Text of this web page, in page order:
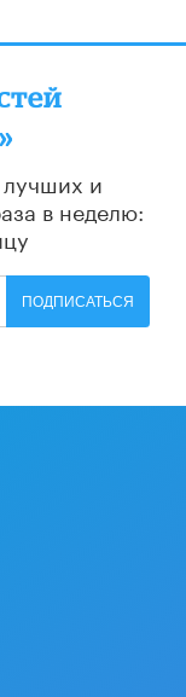
и
в неделю:
ПОДПИСАТЬСЯ